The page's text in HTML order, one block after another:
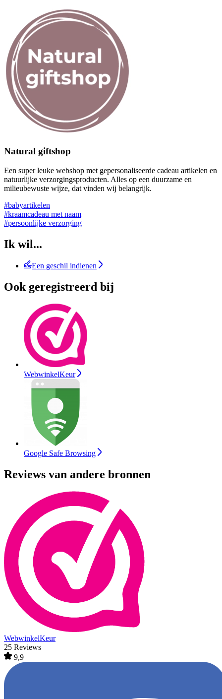
Natural giftshop
Een super leuke webshop met gepersonaliseerde cadeau artikelen en
natuurlijke verzorgingsproducten. Alles op een duurzame en
milieubewuste wijze, dat vinden wij belangrijk.
#babyartikelen
#kraamcadeau met naam
#persoonlijke verzorging
Ik wil...
Een geschil indienen
Ook geregistreerd bij
WebwinkelKeur
Google Safe Browsing
Reviews van andere bronnen
WebwinkelKeur
25 Reviews
9,9